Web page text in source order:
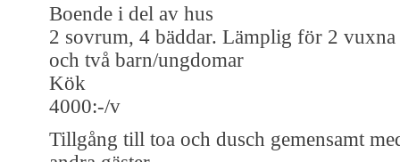
Boende i del av hus
2 sovrum, 4 bäddar. Lämplig för 2 vuxna
och två barn/ungdomar
Kök
4000:-/v
Tillgång till toa och dusch gemensamt